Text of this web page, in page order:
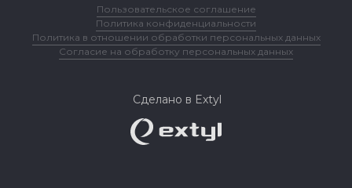
Пользовательское соглашение
Политика конфиденциальности
Политика в отношении обработки персональных данных
Согласие на обработку персональных данных
Сделано в Extyl